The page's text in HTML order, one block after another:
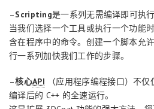
–Scripting是一系列无需编译即可执行
当我们选择一个工具或执行一个功能
含在程序中的命令。创建一个脚本允
行一系列加快我们工作的步骤。
–核心API （应用程序编程接口）不
编译后的 C++ 的全速运行。